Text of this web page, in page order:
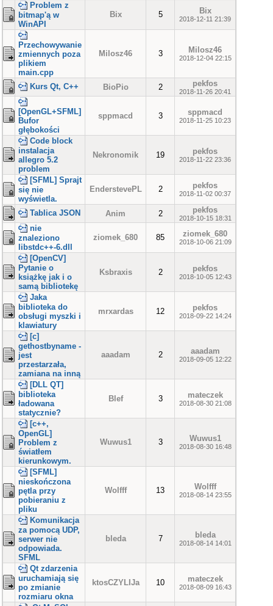
Problem z
bitmap'ą w
WinAPI
Bix 5 Bix
2018-12-11 21:39
Przechowywanie
zmiennych poza
plikiem
main.cpp
Milosz46 3 Milosz46
2018-12-04 22:15
Kurs Qt, C++ BioPio 2 pekfos
2018-11-26 20:41
[OpenGL+SFML]
Bufor
głębokości
sppmacd 3 sppmacd
2018-11-25 10:23
Code block
instalacja
allegro 5.2
problem
Nekronomik 19 pekfos
2018-11-22 23:36
[SFML] Sprajt
się nie
wyświetla.
EnderstevePL 2 pekfos
2018-11-02 00:37
Tablica JSON Anim 2 pekfos
2018-10-15 18:31
nie
znaleziono
libstdc++-6.dll
ziomek_680 85 ziomek_680
2018-10-06 21:09
[OpenCV]
Pytanie o
książkę jak i o
samą bibliotekę
Ksbraxis 2 pekfos
2018-10-05 12:43
Jaka
biblioteka do
obsługi myszki i
klawiatury
mrxardas 12 pekfos
2018-09-22 14:24
[c]
gethostbyname -
jest
przestarzała,
zamiana na inną
aaadam 2 aaadam
2018-09-05 12:22
[DLL QT]
biblioteka
ładowana
statycznie?
Blef 3 mateczek
2018-08-30 21:08
[c++,
OpenGL]
Problem z
światłem
kierunkowym.
Wuwus1 3 Wuwus1
2018-08-30 16:48
[SFML]
nieskończona
pętla przy
pobieraniu z
pliku
Wolfff 13 Wolfff
2018-08-14 23:55
Komunikacja
za pomocą UDP,
serwer nie
odpowiada.
SFML
bleda 7 bleda
2018-08-14 14:01
Qt zdarzenia
uruchamiają się
po zmianie
rozmiaru okna
ktosCZYLIJa 10 mateczek
2018-08-09 16:43